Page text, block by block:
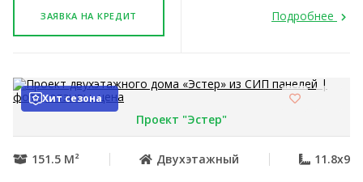
ЗАЯВКА НА КРЕДИТ Подробнее
Хит сезона
Проект "Эстер"
151.5 М² Двухэтажный 11.8x9